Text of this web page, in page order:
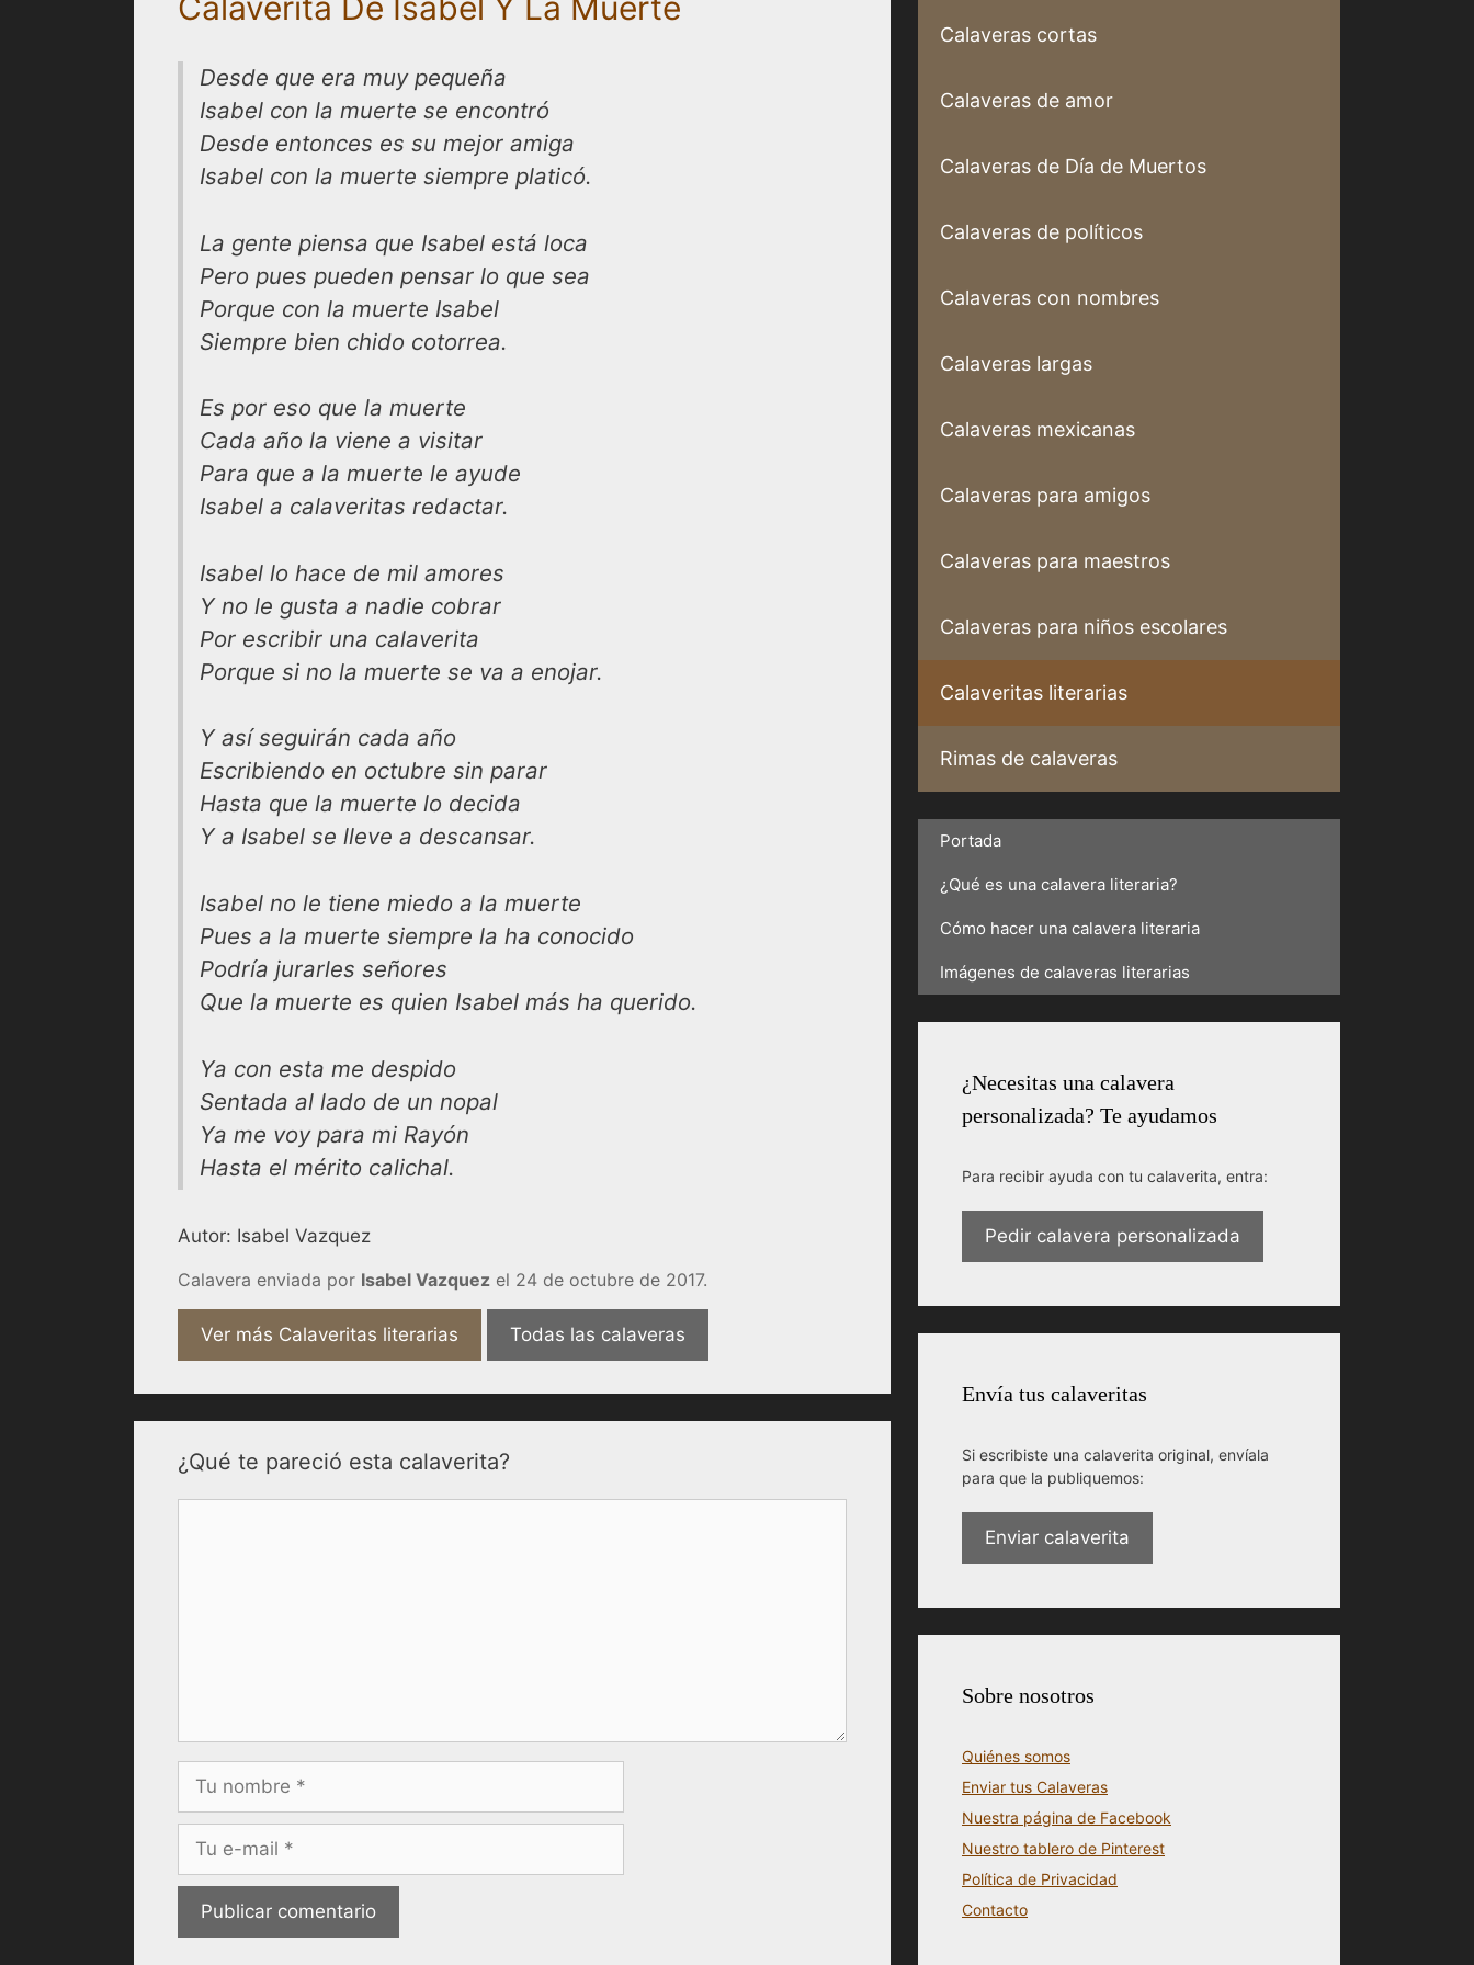
Desde que era muy pequeña
Isabel con la muerte se encontró
Desde entonces es su mejor amiga
Isabel con la muerte siempre platicó.
La gente piensa que Isabel está loca
Pero pues pueden pensar lo que sea
Porque con la muerte Isabel
Siempre bien chido cotorrea.
Es por eso que la muerte
Cada año la viene a visitar
Para que a la muerte le ayude
Isabel a calaveritas redactar.
Isabel lo hace de mil amores
Y no le gusta a nadie cobrar
Por escribir una calaverita
Porque si no la muerte se va a enojar.
Y así seguirán cada año
Escribiendo en octubre sin parar
Hasta que la muerte lo decida
Y a Isabel se lleve a descansar.
Isabel no le tiene miedo a la muerte
Pues a la muerte siempre la ha conocido
Podría jurarles señores
Que la muerte es quien Isabel más ha querido.
Ya con esta me despido
Sentada al lado de un nopal
Ya me voy para mi Rayón
Hasta el mérito calichal.
Autor: Isabel Vazquez
Calavera enviada por Isabel Vazquez el 24 de octubre de 2017.
Ver más Calaveritas literarias Todas las calaveras
¿Qué te pareció esta calaverita?
Nombre
Correo
Calaveras cortas
Calaveras de amor
Calaveras de Día de Muertos
Calaveras de políticos
Calaveras con nombres
Calaveras largas
Calaveras mexicanas
Calaveras para amigos
Calaveras para maestros
Calaveras para niños escolares
Calaveritas literarias
Rimas de calaveras
Portada
¿Qué es una calavera literaria?
Cómo hacer una calavera literaria
Imágenes de calaveras literarias
¿Necesitas una calavera
personalizada? Te ayudamos
Para recibir ayuda con tu calaverita, entra:
Pedir calavera personalizada
Envía tus calaveritas
Si escribiste una calaverita original, envíala
para que la publiquemos:
Enviar calaverita
Sobre nosotros
Quiénes somos
Enviar tus Calaveras
Nuestra página de Facebook
Nuestro tablero de Pinterest
Política de Privacidad
Contacto